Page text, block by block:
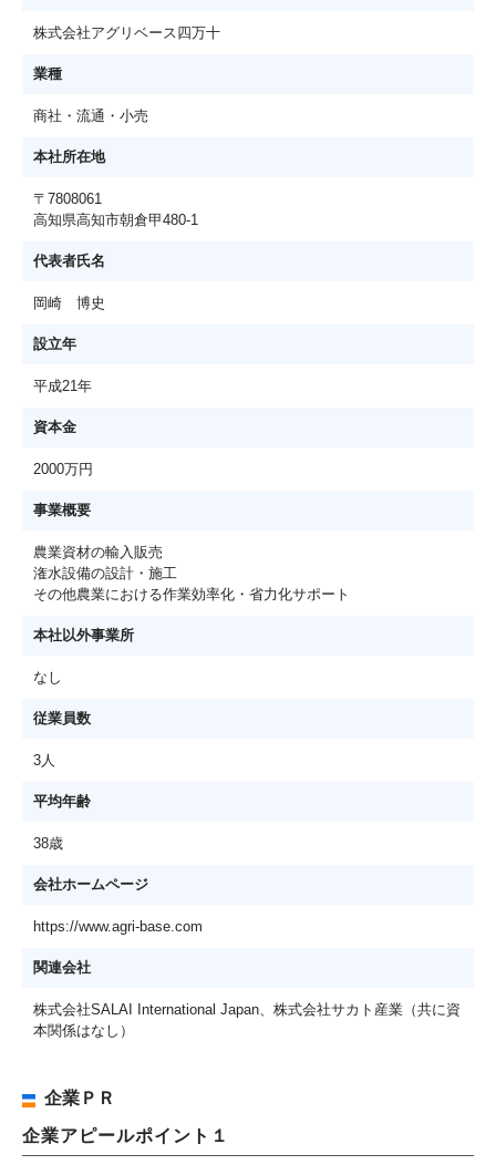
株式会社アグリベース四万十
業種
商社・流通・小売
本社所在地
〒7808061
高知県高知市朝倉甲480-1
代表者氏名
岡崎 博史
設立年
平成21年
資本金
2000万円
事業概要
農業資材の輸入販売
潅水設備の設計・施工
その他農業における作業効率化・省力化サポート
本社以外事業所
なし
従業員数
3人
平均年齢
38歳
会社ホームページ
https://www.agri-base.com
関連会社
株式会社SALAI International Japan、株式会社サカト産業（共に資
本関係はなし）
企業ＰＲ
企業アピールポイント１